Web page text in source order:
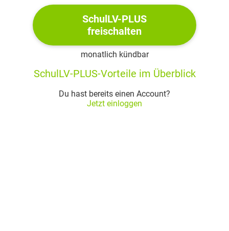
Motive können außerdem einen Text als
Leitmotive strukturieren und innerhalb eines
Werkes Zusammenhänge schaffen
Das Foto
Ein Foto steht für eine schöne Erinnerung, die man
SchulLV-PLUS
freischalten
monatlich kündbar
SchulLV-PLUS-Vorteile im Überblick
Du hast bereits einen Account?
Jetzt einloggen